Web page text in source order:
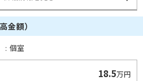
金額）
: 個室
18.5万円